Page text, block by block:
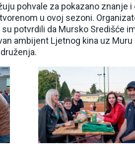
pohvale za pokazano znanje
u ovoj sezoni.
potvrdili da Mursko Središće
ambijent Ljetnog kina uz